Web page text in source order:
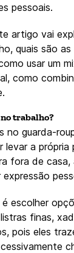
pessoais.
artigo vai
quais são as
usar um
como
trabalho?
no guarda-
levar a própria
fora de casa,
escolher
finas,
pois eles